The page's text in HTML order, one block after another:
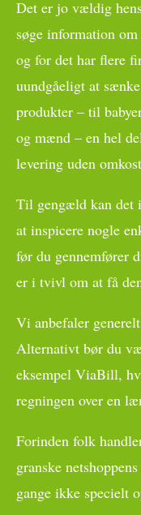
Det er jo vældig
søge information
og for det har flere
uundgåeligt at
produkter – til
og mænd – en hel
levering uden
Til gengæld kan det
at inspicere nogle
før du gennemfører
er i tvivl om at få
Vi anbefaler
Alternativt bør du
eksempel ViaBill,
regningen over en
Forinden folk
granske
gange ikke specielt